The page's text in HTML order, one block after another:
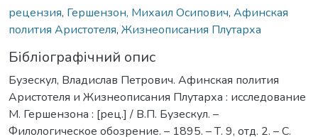
рецензия, Гершензон, Михаил Осипович, Афинская
полития Аристотеля, Жизнеописания Плутарха
Бібліографічний опис
Бузескул, Владислав Петрович. Афинская полития
Аристотеля и Жизнеописания Плутарха : исследование
М. Гершензона : [рец.] / В.П. Бузескул. –
Филологическое обозрение. – 1895. – Т. 9, отд. 2. – С.